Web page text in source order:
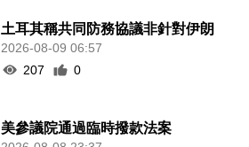
土耳其稱共同防務協議非針對伊朗
2026-08-09 06:57
207
0
美參議院通過臨時撥款法案